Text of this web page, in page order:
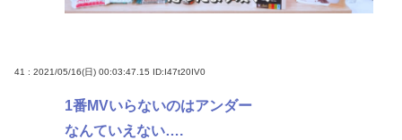
41 : 2021/05/16(日) 00:03:47.15 ID:I47t20IV0
1番MVいらないのはアンダー
なんていえない….